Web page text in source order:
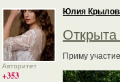
Авторитет
+353
Юлия
Открыта
Приму